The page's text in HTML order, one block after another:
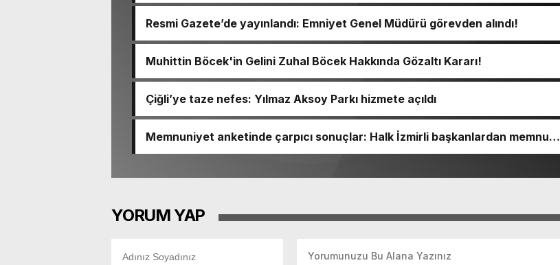
Resmi Gazete’de yayınlandı: Emniyet Genel Müdürü görevden alındı!
Muhittin Böcek'in Gelini Zuhal Böcek Hakkında Gözaltı Kararı!
Çiğli’ye taze nefes: Yılmaz Aksoy Parkı hizmete açıldı
Memnuniyet anketinde çarpıcı sonuçlar: Halk İzmirli başkanlardan memnun,
Ömer Eşki ilk sırada
YORUM YAP